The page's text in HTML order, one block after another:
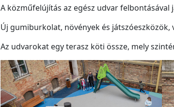
A közműfelújítás az egész udvar
Új gumiburkolat, növények és
Az udvarokat egy terasz köti össze, mely